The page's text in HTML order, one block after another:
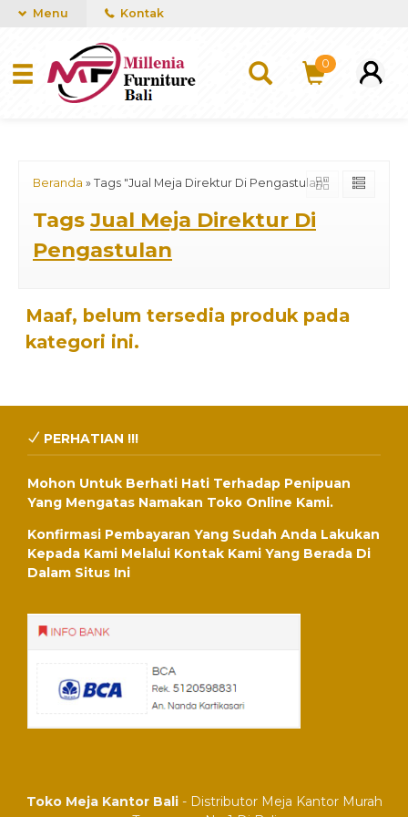
mUCn7CwGawCVTvwq7a99f4AgACOVgZvYEW65FFSDBf0
Menu Kontak
0
Beranda » Tags "Jual Meja Direktur Di Pengastulan"
Tags Jual Meja Direktur Di
Pengastulan
Maaf, belum tersedia produk pada
kategori ini.
PERHATIAN !!!
Mohon Untuk Berhati Hati Terhadap Penipuan
Yang Mengatas Namakan Toko Online Kami.
Konfirmasi Pembayaran Yang Sudah Anda Lakukan
Kepada Kami Melalui Kontak Kami Yang Berada Di
Dalam Situs Ini
Toko Meja Kantor Bali- Distributor Meja Kantor Murah